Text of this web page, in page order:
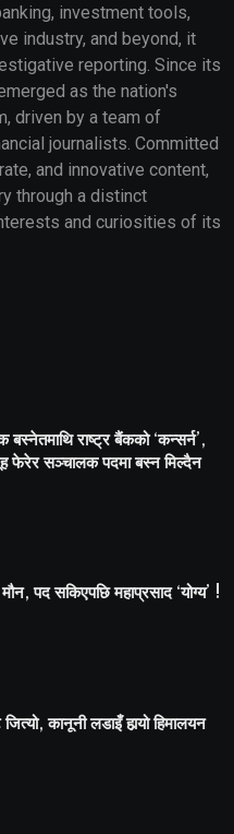
investment tools,
industry, and beyond, it
reporting. Since its
as the nation's
driven by a team of
journalists. Committed
and innovative content,
through a distinct
and curiosities of its
राष्ट्र बैंकको ‘कन्सर्न’,
फेरेर सञ्चालक पदमा बस्न मिल्दैन
पद सकिएपछि महाप्रसाद ‘योग्य’ !
कानूनी लडाइँ हार्‍यो हिमालयन